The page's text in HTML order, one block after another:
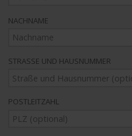
NACHNAME
STRASSE UND HAUSNUMMER
POSTLEITZAHL